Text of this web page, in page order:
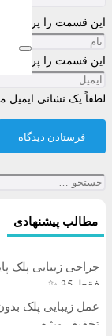
این قسمت را پر کنید
این قسمت را پر کنید
لطفاً یک نشانی ایمیل
فرستادن دیدگاه
جستجو
برای:
مطالب پیشنهادی
فقط 35 ✨
تخفیف ویژه